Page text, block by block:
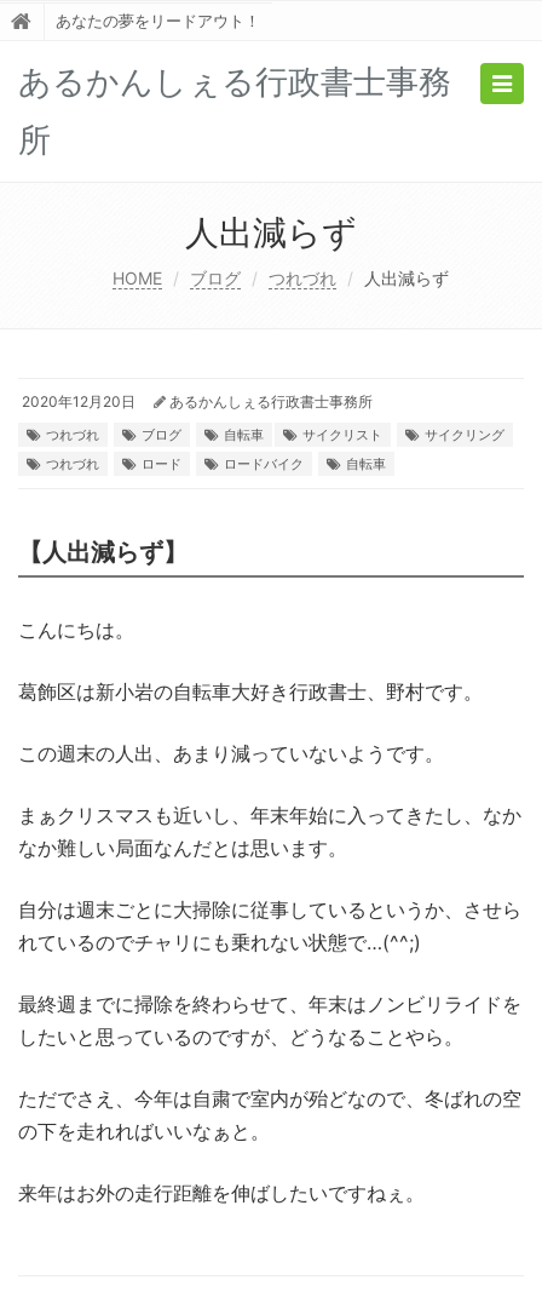
あなたの夢をリードアウト！
あるかんしぇる行政書士事務
所
人出減らず
HOME ブログ つれづれ 人出減らず
2020年12月20日 あるかんしぇる行政書士事務所
つれづれ ブログ 自転車 サイクリスト
サイクリング
つれづれ
ロード ロードバイク 自転車
【人出減らず】
こんにちは。
葛飾区は新小岩の自転車大好き行政書士、野村です。
この週末の人出、あまり減っていないようです。
まぁクリスマスも近いし、年末年始に入ってきたし、なか
なか難しい局面なんだとは思います。
自分は週末ごとに大掃除に従事しているというか、させら
れているのでチャリにも乗れない状態で…(^^;)
最終週までに掃除を終わらせて、年末はノンビリライドを
したいと思っているのですが、どうなることやら。
ただでさえ、今年は自粛で室内が殆どなので、冬ばれの空
の下を走れればいいなぁと。
来年はお外の走行距離を伸ばしたいですねぇ。